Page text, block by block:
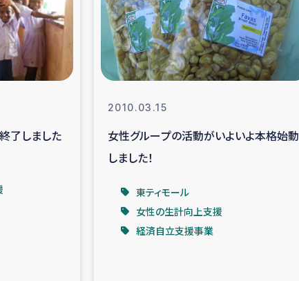
復興応援隊の活動
漁業復興支援
経済自立支援事業
ガザ空爆被災者への食料支援と農家生産支援
ガザ地区での公園の緑化を通じた支援事業
ガザ地区酪農を通した女性グループの生計支援
了しました
2010.03.15
女性グループの活動がいよいよ本格始動
しました！
東ティモール
女性の生計向上支援
経済自立支援事業